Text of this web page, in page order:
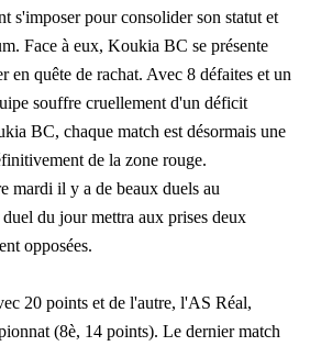
s'imposer pour consolider son statut et
Face à eux, Koukia BC se présente
en quête de rachat. Avec 8 défaites et un
souffre cruellement d'un déficit
BC, chaque match est désormais une
de la zone rouge.
mardi il y a de beaux duels au
du jour mettra aux prises deux
opposées.
20 points et de l'autre, l'AS Réal,
(8è, 14 points). Le dernier match